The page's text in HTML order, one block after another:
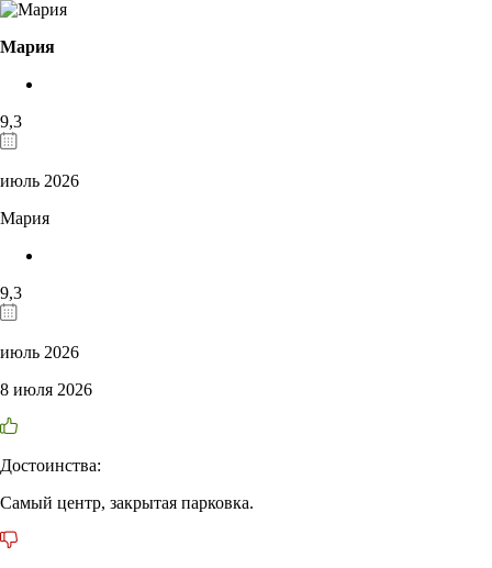
Мария
9,3
июль 2026
Мария
9,3
июль 2026
8 июля 2026
Достоинства:
Самый центр, закрытая парковка.